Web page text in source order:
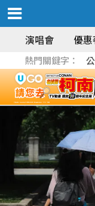
演唱會 優
熱門關鍵字：